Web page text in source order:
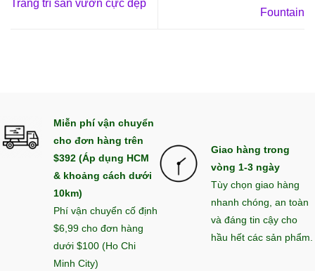
Trang trí sân vườn cực đẹp
Fountain
Miễn phí vận chuyển
cho đơn hàng trên
$392 (Áp dụng HCM
& khoảng cách dưới
10km)
Phí vận chuyển cố định
$6,99 cho đơn hàng
dưới $100 (Ho Chi
Minh City)
Giao hàng trong
vòng 1-3 ngày
Tùy chọn giao hàng
nhanh chóng, an toàn
và đáng tin cậy cho
hầu hết các sản phẩm.